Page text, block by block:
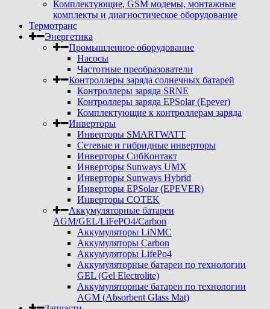
Комплектующие, GSM модемы, монтажные
комплекты и диагностическое оборудование
Термотранс
Энергетика
Промышленное оборудование
Насосы
Частотные преобразователи
Контроллеры заряда солнечных батарей
Контроллеры заряда SRNE
Контроллеры заряда EPSolar (Epever)
Комплектующие к контроллерам заряда
Инверторы
Инверторы SMARTWATT
Сетевые и гибридные инверторы
Инверторы СибКонтакт
Инверторы Sunways UMX
Инверторы Sunways Hybrid
Инверторы EPSolar (EPEVER)
Инверторы COTEK
Аккумуляторные батареи
AGM/GEL/LiFePO4/Carbon
Аккумуляторы LiNMC
Аккумуляторы Carbon
Аккумуляторы LifePo4
Аккумуляторные батареи по технологии
GEL (Gel Electrolite)
Аккумуляторные батареи по технологии
AGM (Absorbent Glass Mat)